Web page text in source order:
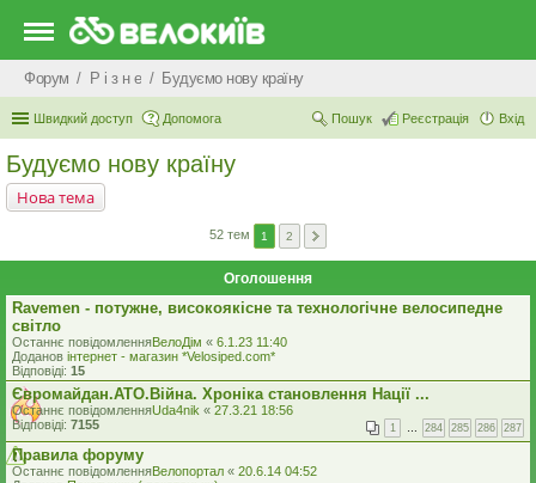
Форум Р i з н е Будуємо нову країну
Швидкий доступ Допомога Вхід
Реєстрація
Пошук
Будуємо нову країну
Нова тема
52 тем 1 2
Оголошення
Ravemen - потужне, високоякісне та технологічне велосипедне
світло
Останнє повідомленняВелоДім « 6.1.23 11:40
Доданов iнтернет - магазин *Velosiped.com*
Відповіді: 15
Євромайдан.АТО.Вiйна. Хроніка становлення Нації ...
Останнє повідомленняUda4nik « 27.3.21 18:56
Відповіді: 7155 1 … 284 285 286 287
Правила форуму
Останнє повідомленняВелопортал « 20.6.14 04:52